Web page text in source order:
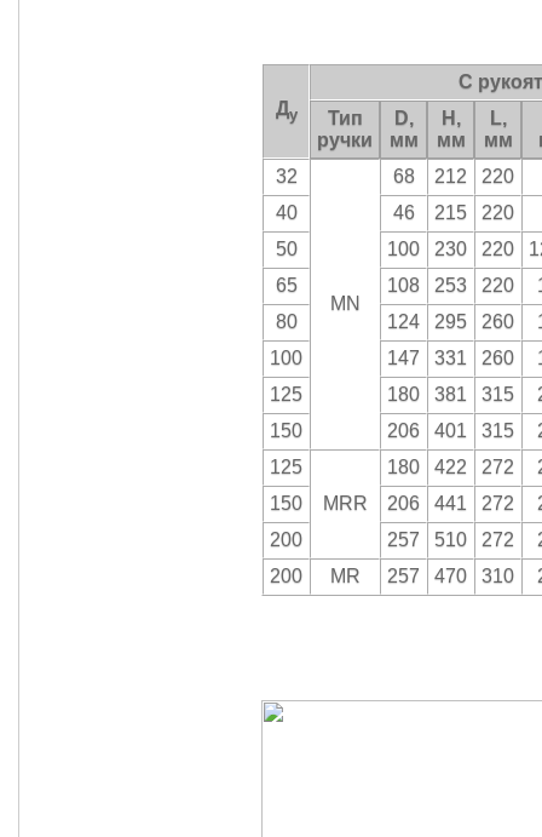
Ду
С
Тип
ручки
D,
мм
H,
мм
L,
мм
32
MN
68 212
220
40
46 215
220
50
100 230 220
65
108 253 220
80
124 295 260
100
147 331 260
125
180 381 315
150
206 401 315
125
MRR
180 422 272
150
206 441 272
200
257 510 272
200
MR 257 470 310